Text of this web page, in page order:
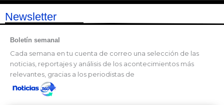
Newsletter
Boletín semanal
Cada semana en tu cuenta de correo una selección de las
noticias, reportajes y análisis de los acontecimientos más
relevantes, gracias a los periodistas de